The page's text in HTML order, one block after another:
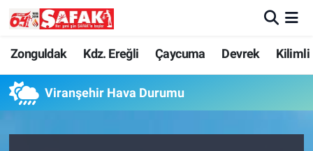
Zonguldak Kdz. Ereğli Çaycuma Devrek Kilimli
Viranşehir Hava Durumu
Zonguldak
Kdz. Ereğli
Zonguldak Nöbetçi Eczaneler
Zonguldak Hava Durumu